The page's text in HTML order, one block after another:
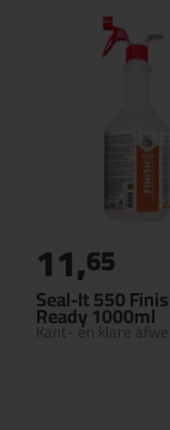
Seal-It 550
Ready 1000ml
Kant- en klare
11,65